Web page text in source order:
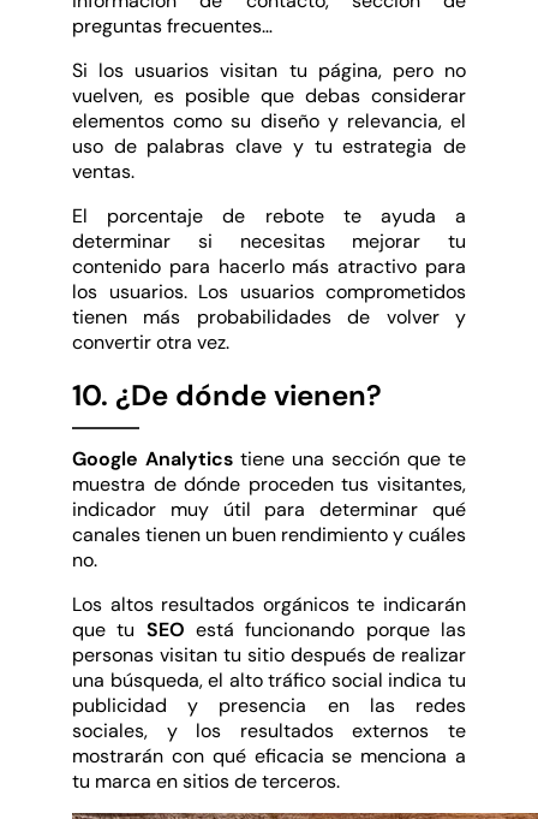
preguntas frecuentes…
Si los usuarios visitan tu página, pero no
vuelven, es posible que debas considerar
elementos como su diseño y relevancia, el
uso de palabras clave y tu estrategia de
ventas.
El porcentaje de rebote te ayuda a
determinar si necesitas mejorar tu
contenido para hacerlo más atractivo para
los usuarios. Los usuarios comprometidos
tienen más probabilidades de volver y
convertir otra vez.
10. ¿De dónde vienen?
Google Analytics tiene una sección que te
muestra de dónde proceden tus visitantes,
indicador muy útil para determinar qué
canales tienen un buen rendimiento y cuáles
no.
Los altos resultados orgánicos te indicarán
que tu SEO está funcionando porque las
personas visitan tu sitio después de realizar
una búsqueda, el alto tráfico social indica tu
publicidad y presencia en las redes
sociales, y los resultados externos te
mostrarán con qué eficacia se menciona a
tu marca en sitios de terceros.